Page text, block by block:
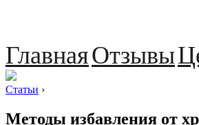
ГлавнаяОтзывы
Статьи ›
Методы избавления от